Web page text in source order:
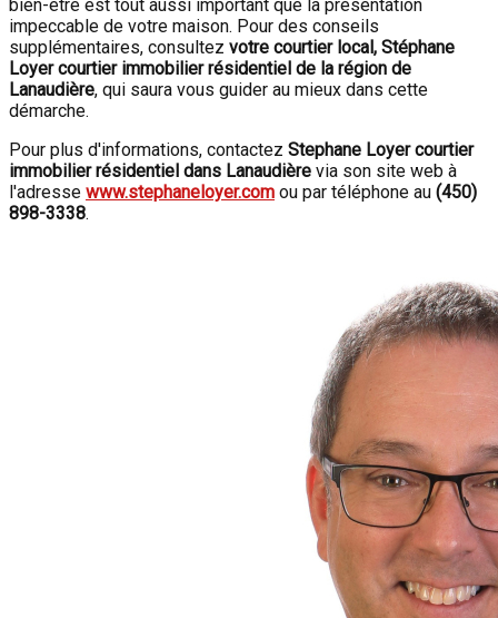
bien-être est tout aussi important que la présentation
impeccable de votre maison. Pour des conseils
supplémentaires, consultez votre courtier local, Stéphane
Loyer courtier immobilier résidentiel de la région de
Lanaudière, qui saura vous guider au mieux dans cette
démarche.
Pour plus d'informations, contactez Stephane Loyer courtier
immobilier résidentiel dans Lanaudière via son site web à
l'adresse www.stephaneloyer.com ou par téléphone au (450)
898-3338.